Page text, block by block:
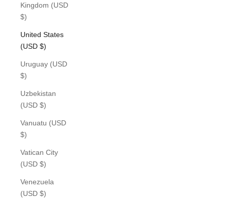
Kingdom (USD
$)
United States
(USD $)
Uruguay (USD
$)
Uzbekistan
(USD $)
Vanuatu (USD
$)
Vatican City
(USD $)
Venezuela
(USD $)